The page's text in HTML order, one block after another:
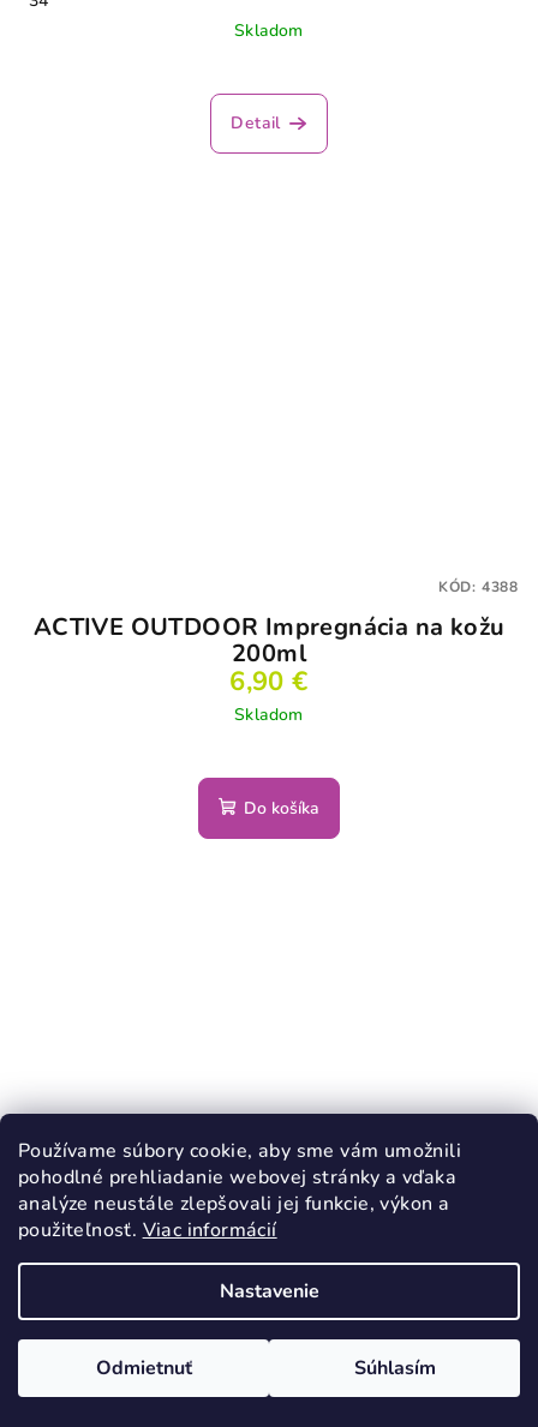
Používame súbory cookie, aby sme vám umožnili
pohodlné prehliadanie webovej stránky a vďaka
analýze neustále zlepšovali jej funkcie, výkon a
použiteľnosť. Viac informácií
Nastavenie
Odmietnuť Súhlasím
Skladom
Detail
ACTIVE OUTDOOR Impregnácia na kožu
200ml
6,90 €
Skladom
Do košíka
KÓD: 4388
ACTIVE OUTDOOR Impregnácia na kožu
300ml
Skladom
4389